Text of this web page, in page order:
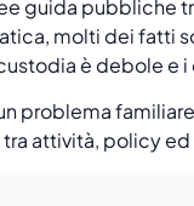
guida pubbliche
molti dei fatti
è debole e
problema
attività, policy ed